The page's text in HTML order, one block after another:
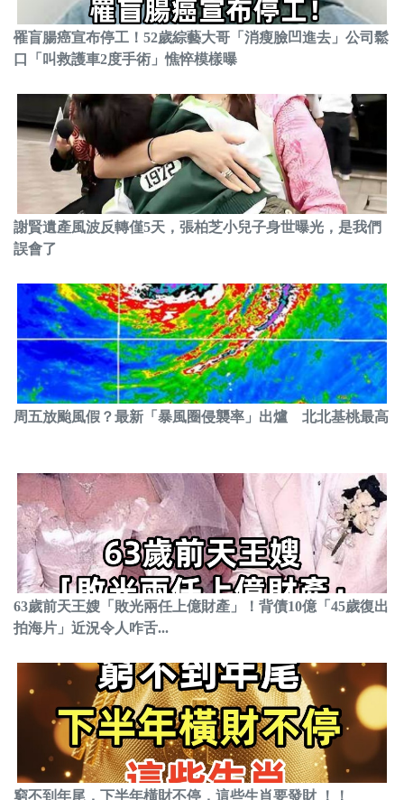
罹盲腸癌宣布停工！52歲綜藝大哥「消瘦臉凹進去」公司鬆
口「叫救護車2度手術」憔悴模樣曝
謝賢遺產風波反轉僅5天，張柏芝小兒子身世曝光，是我們
誤會了
周五放颱風假？最新「暴風圈侵襲率」出爐 北北基桃最高
63歲前天王嫂「敗光兩任上億財產」！背債10億「45歲復出
拍海片」近況令人咋舌...
窮不到年尾，下半年橫財不停，這些生肖要發財 ！！